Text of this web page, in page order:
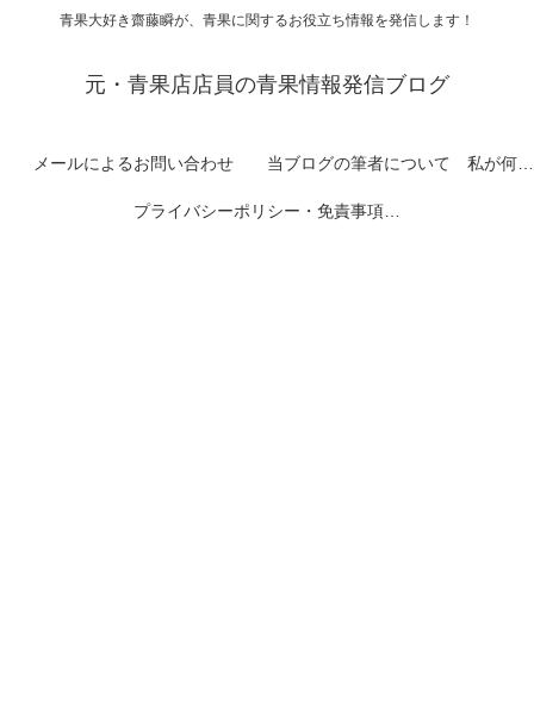
青果大好き齋藤瞬が、青果に関するお役立ち情報を発信します！
元・青果店店員の青果情報発信ブログ
メールによるお問い合わせ 当ブログの筆者について 私が何者なのかを紹介します
プライバシーポリシー・免責事項など